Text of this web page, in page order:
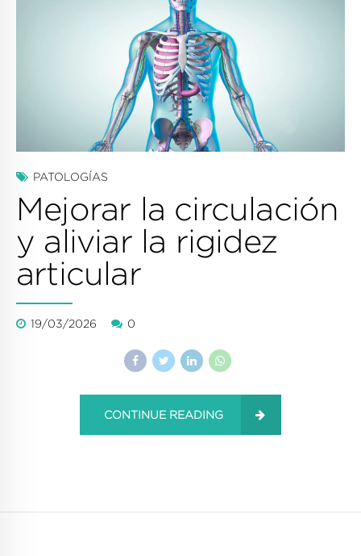
PATOLOGÍAS
Mejorar la circulación
y aliviar la rigidez
articular
19/03/2026 0
CONTINUE READING